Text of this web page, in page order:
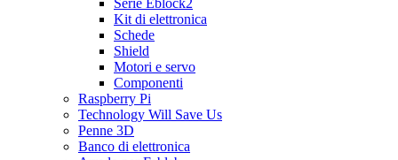
Kit di elettronica
Schede
Shield
Motori e servo
Componenti
Raspberry Pi
Technology Will Save Us
Penne 3D
Banco di elettronica